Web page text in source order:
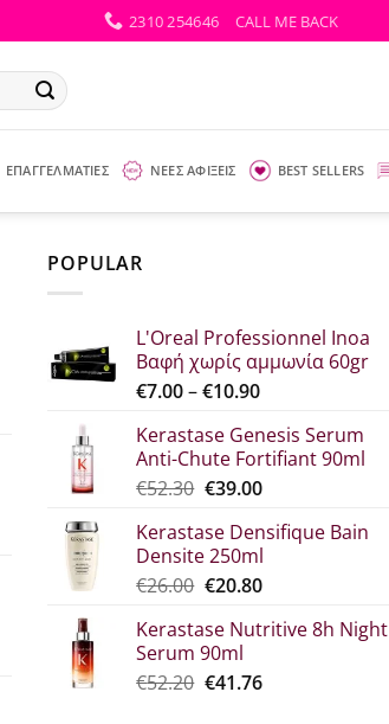
2310 254646 CALL ME BACK
ΕΠΑΓΓΕΛΜΑΤΙΕΣ ΝΕΕΣ ΑΦΙΞΕΙΣ BEST SELLERS
POPULAR
L'Oreal Professionnel Inoa
Βαφή χωρίς αμμωνία 60gr
€7.00–€10.90Price
€7.00
through
€10.90
Kerastase Genesis Serum
Anti-Chute Fortifiant 90ml
€52.30 Original
was:
€52.30.
€39.00Η
τιμή
είναι:
€39.00.
Kerastase Densifique Bain
Densite 250ml
€26.00 Original
was:
€26.00.
€20.80Η
τιμή
€20.80.
Kerastase Nutritive 8h Night
Serum 90ml
€52.20 Original
€41.76Η